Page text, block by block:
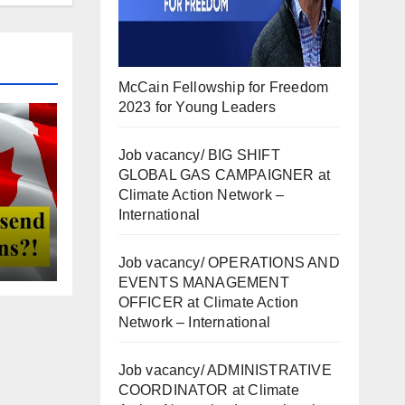
McCain Fellowship for Freedom
2023 for Young Leaders
Job vacancy/ BIG SHIFT
GLOBAL GAS CAMPAIGNER at
Climate Action Network –
International
Job vacancy/ OPERATIONS AND
EVENTS MANAGEMENT
OFFICER at Climate Action
Network – International
Job vacancy/ ADMINISTRATIVE
COORDINATOR at Climate